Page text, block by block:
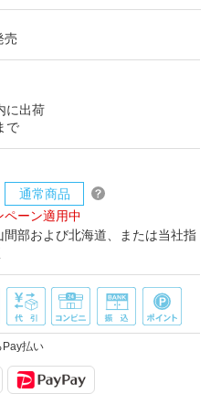
売
に出荷
で
通常商品
ペーン適用中
部および北海道、または当社指
Pay払い